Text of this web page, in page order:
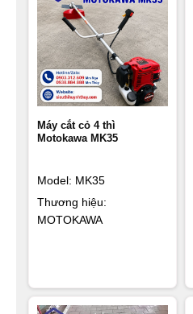
Máy cắt cỏ 4 thì
Motokawa MK35
Model: MK35
Thương hiệu:
MOTOKAWA